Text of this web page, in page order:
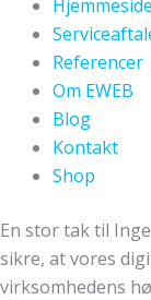
Referencer
Om EWEB
Blog
Kontakt
Shop
En stor tak til
sikre, at vores
virksomhedens